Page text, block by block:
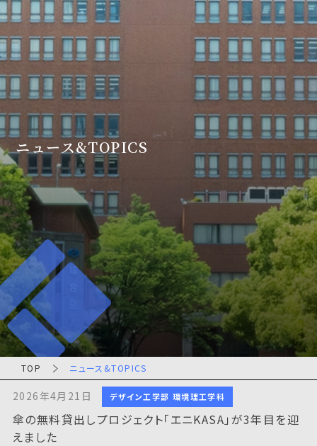
ニュース&TOPICS
TOP ニュース&TOPICS
2026年4月21日 デザイン工学部 環境理工学科
傘の無料貸出しプロジェクト「エニKASA」が3年目を迎
えました